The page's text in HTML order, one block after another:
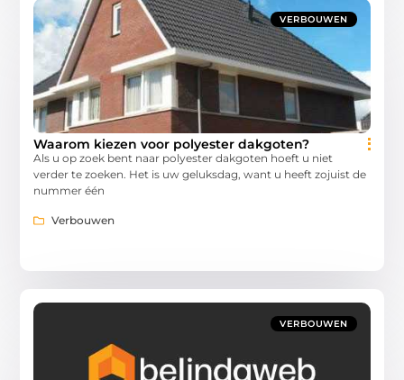
VERBOUWEN
Waarom kiezen voor polyester dakgoten?
Als u op zoek bent naar polyester dakgoten hoeft u niet
verder te zoeken. Het is uw geluksdag, want u heeft zojuist de
nummer één
Verbouwen
VERBOUWEN